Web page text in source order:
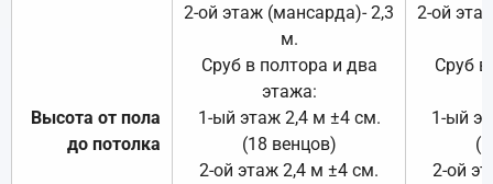
Высота от пола
до потолка
2-ой этаж (мансарда)- 2,3
м.
Сруб в полтора и два
этажа:
1-ый этаж 2,4 м ±4 см.
(18 венцов)
2-ой этаж 2,4 м ±4 см.
2-ой
Сруб
1-ый
2-ой